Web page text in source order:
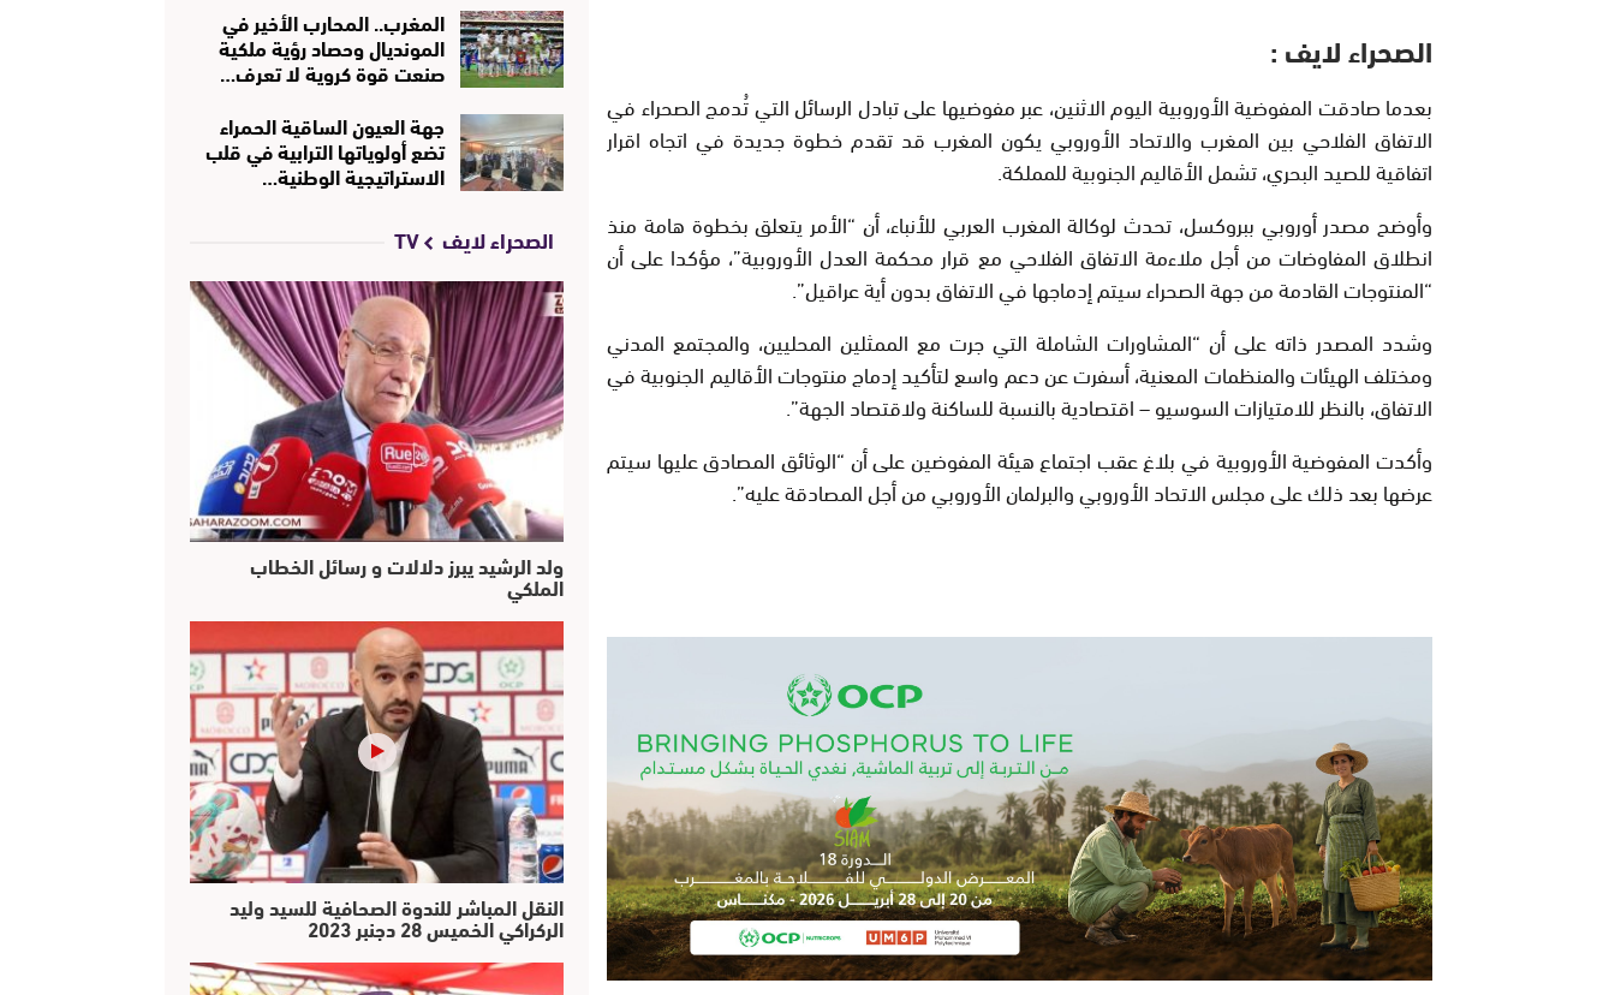
الصحراء لايف :
بعدما صادقت المفوضية الأوروبية اليوم الاثنين، عبر مفوضيها على تبادل الرسائل التي تُدمج الصحراء في
الاتفاق الفلاحي بين المغرب والاتحاد الأوروبي يكون المغرب قد تقدم خطوة جديدة في اتجاه اقرار
اتفاقية للصيد البحري، تشمل الأقاليم الجنوبية للمملكة.
وأوضح مصدر أوروبي ببروكسل، تحدث لوكالة المغرب العربي للأنباء، أن “الأمر يتعلق بخطوة هامة منذ
انطلاق المفاوضات من أجل ملاءمة الاتفاق الفلاحي مع قرار محكمة العدل الأوروبية”، مؤكدا على أن
“المنتوجات القادمة من جهة الصحراء سيتم إدماجها في الاتفاق بدون أية عراقيل”.
وشدد المصدر ذاته على أن “المشاورات الشاملة التي جرت مع الممثلين المحليين، والمجتمع المدني
ومختلف الهيئات والمنظمات المعنية، أسفرت عن دعم واسع لتأكيد إدماج منتوجات الأقاليم الجنوبية في
الاتفاق، بالنظر للامتيازات السوسيو – اقتصادية بالنسبة للساكنة ولاقتصاد الجهة”.
وأكدت المفوضية الأوروبية في بلاغ عقب اجتماع هيئة المفوضين على أن “الوثائق المصادق عليها سيتم
عرضها بعد ذلك على مجلس الاتحاد الأوروبي والبرلمان الأوروبي من أجل المصادقة عليه”.
المغرب.. المحارب الأخير في
المونديال وحصاد رؤية ملكية
صنعت قوة كروية لا تعرف…
جهة العيون الساقية الحمراء
تضع أولوياتها الترابية في قلب
الاستراتيجية الوطنية…
الصحراء لايف TV
ولد الرشيد يبرز دلالات و رسائل الخطاب
الملكي
النقل المباشر للندوة الصحافية للسيد وليد
الركراكي الخميس 28 دجنبر 2023